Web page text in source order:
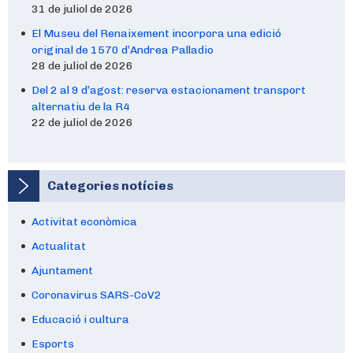
31 de juliol de 2026
El Museu del Renaixement incorpora una edició
original de 1570 d’Andrea Palladio
28 de juliol de 2026
Del 2 al 9 d’agost: reserva estacionament transport
alternatiu de la R4
22 de juliol de 2026
Categories notícies
Activitat econòmica
Actualitat
Ajuntament
Coronavirus SARS-CoV2
Educació i cultura
Esports